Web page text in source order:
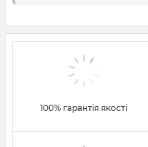
100% гарантія якості